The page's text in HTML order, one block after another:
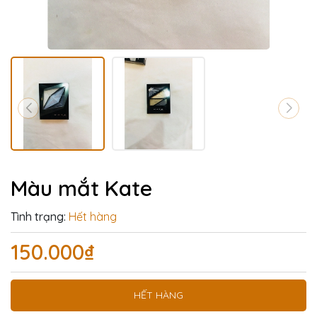
Màu mắt Kate
Tình trạng: Hết hàng
150.000₫
HẾT HÀNG